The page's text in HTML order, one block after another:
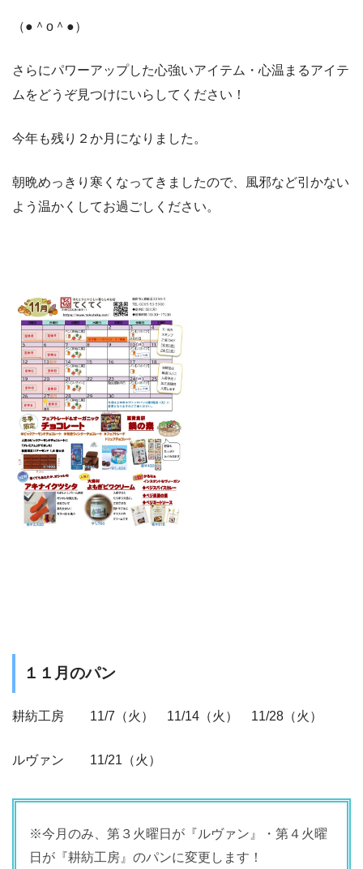
（●＾o＾●）
さらにパワーアップした心強いアイテム・心温まるアイテ
ムをどうぞ見つけにいらしてください！
今年も残り２か月になりました。
朝晩めっきり寒くなってきましたので、風邪など引かない
よう温かくしてお過ごしください。
１１月のパン
耕紡工房 11/7（火） 11/14（火） 11/28（火）
ルヴァン 11/21（火）
※今月のみ、第３火曜日が『ルヴァン』・第４火曜
日が『耕紡工房』のパンに変更します！